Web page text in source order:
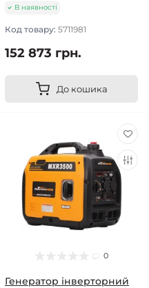
В наявності
Код товару: 5711981
152 873 грн.
До кошика
0
Генератор інверторний